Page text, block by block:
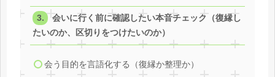
会いに行く前に確認したい本音チェック（復縁し
たいのか、区切りをつけたいのか）
会う目的を言語化する（復縁か整理か）